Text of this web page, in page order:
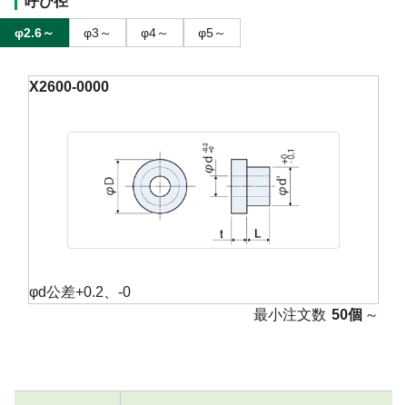
φ2.6～ φ3～ φ4～ φ5～
X2600-0000
φd公差+0.2、-0
最小注文数 50個 ～